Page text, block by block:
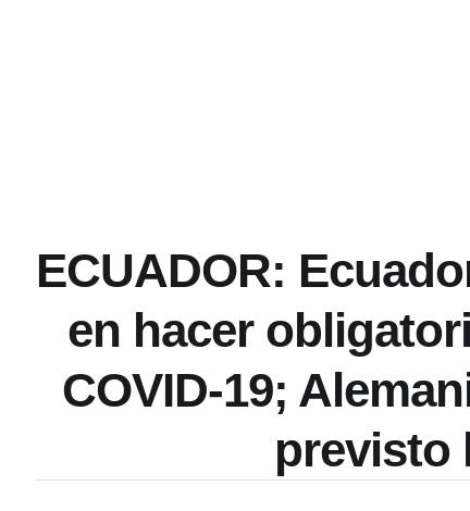
ECUADOR:
en hacer
COVID-19;
previsto